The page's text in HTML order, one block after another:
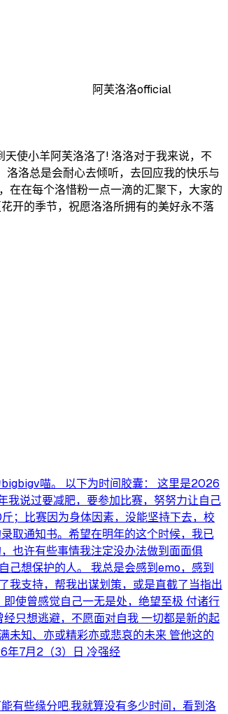
阿芙洛洛official
使小羊阿芙洛洛了! 洛洛对于我来说，不
洛洛总是会耐心去倾听，去回应我的快乐与
在在每个洛惜粉一点一滴的汇聚下，大家的
开的季节，祝愿洛洛所拥有的美好永不落
喵。 以下为时间胶囊： 这里是2026
我说过要减肥，要参加比赛，努努力让自己
；比赛因为身体因素，没能坚持下去，校
取通知书。希望在明年的这个时候，我已
也许有些事情我注定没办法做到面面俱
己想保护的人。 我总是会感到emo，感到
我支持，帮我出谋划策，或是直截了当指出
使曾感觉自己一无是处，绝望至极 付诸行
只想逃避，不愿面对自我 一切都是新的起
未知、亦或精彩亦或悲哀的未来 管他这的
年7月2（3）日 冷强经
有些缘分吧.我就算没有多少时间，看到洛